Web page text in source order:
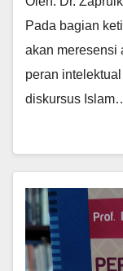
Pada bagian
akan meresensi
peran
diskursus